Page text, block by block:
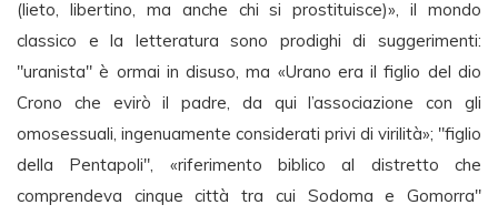
(lieto, libertino, ma anche chi si prostituisce)», il mondo
classico e la letteratura sono prodighi di suggerimenti:
"uranista" è ormai in disuso, ma «Urano era il figlio del dio
Crono che evirò il padre, da qui l’associazione con gli
omosessuali, ingenuamente considerati privi di virilità»; "figlio
della Pentapoli", «riferimento biblico al distretto che
comprendeva cinque città tra cui Sodoma e Gomorra"